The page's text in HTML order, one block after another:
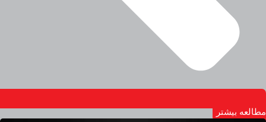
مطالعه بیشتر